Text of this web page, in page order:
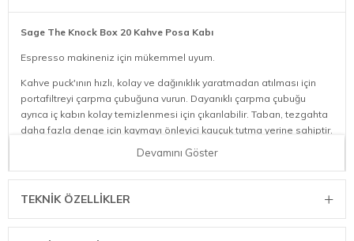
Sage The Knock Box 20 Kahve Posa Kabı
Espresso makineniz için mükemmel uyum.
Kahve puck'ının hızlı, kolay ve dağınıklık yaratmadan atılması için
portafiltreyi çarpma çubuğuna vurun. Dayanıklı çarpma çubuğu
ayrıca iç kabın kolay temizlenmesi için çıkarılabilir. Taban, tezgahta
daha fazla denge için kaymayı önleyici kauçuk tutma yerine sahiptir.
Devamını Göster
TEKNIK ÖZELLIKLER